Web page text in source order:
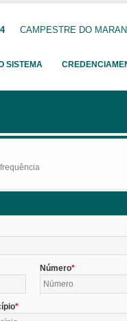
CAMPESTRE DO
SISTEMA
Número